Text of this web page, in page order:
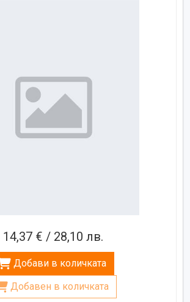
14,37 € / 28,10 лв.
Добави в количката
Добавен в количката